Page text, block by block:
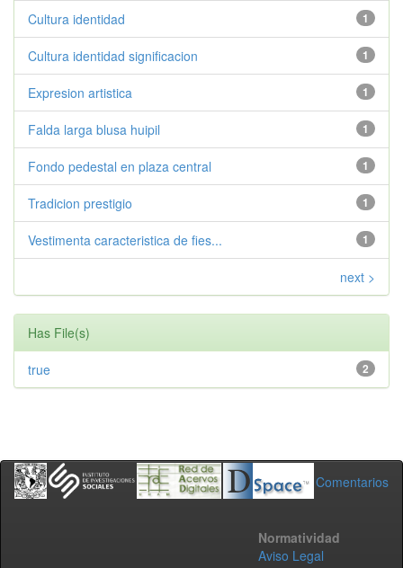
1
Cultura identidad
1
Cultura identidad significacion
1
Expresion artistica
1
Falda larga blusa huipil
1
Fondo pedestal en plaza central
1
Tradicion prestigio
1
Vestimenta caracteristica de fies...
next >
Has File(s)
2
true
Comentarios
Normatividad
Aviso Legal